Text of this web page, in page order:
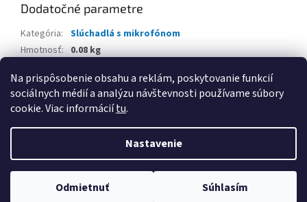
Na prispôsobenie obsahu a reklám, poskytovanie funkcií
sociálnych médií a analýzu návštevnosti používame súbory
cookie. Viac informáciítu.
Nastavenie
Odmietnuť Súhlasím
Dodatočné parametre
Kategória: Slúchadlá s mikrofónom
Hmotnosť: 0.08 kg
Copyright 2026www.kancpapier.sk. Všetky práva vyhradené.
Upraviť nastavenie cookies